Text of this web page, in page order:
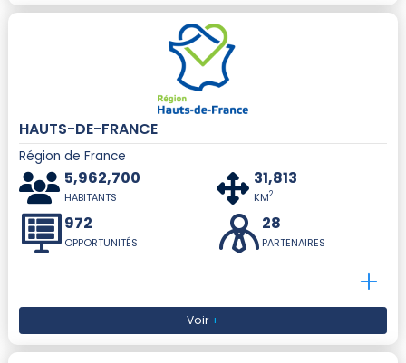
HAUTS-DE-FRANCE
Région de France
5,962,700
HABITANTS
31,813
KM2
972
OPPORTUNITÉS
28
PARTENAIRES
Voir+